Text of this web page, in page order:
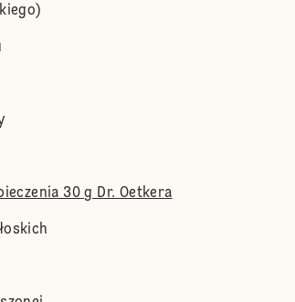
30 g Dr. Oetkera